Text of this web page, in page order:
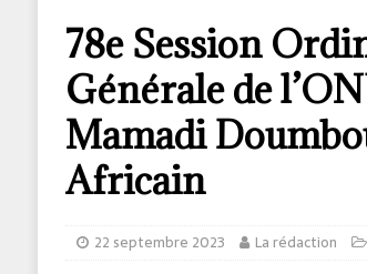
78e Session
Générale de
Mamadi
Africain
22 septembre 2023 La rédaction